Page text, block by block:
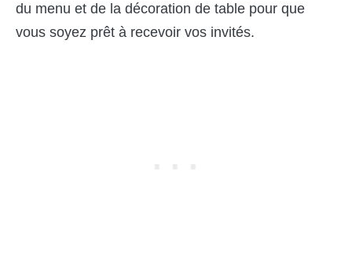
du menu et de la décoration de table pour que
vous soyez prêt à recevoir vos invités.